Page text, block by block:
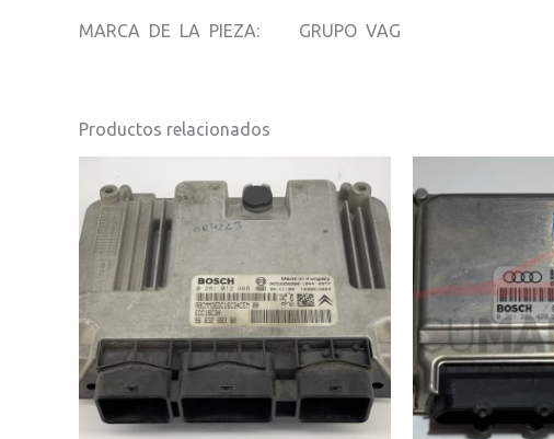
MARCA DE LA PIEZA: GRUPO VAG
Productos relacionados